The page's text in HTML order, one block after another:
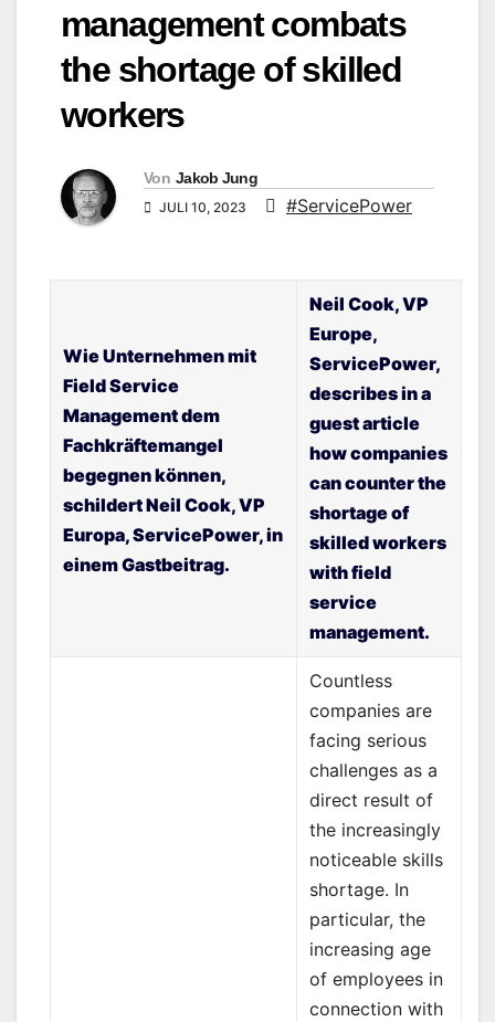
management combats
the shortage of skilled
workers
Von Jakob Jung
JULI 10, 2023 #ServicePower
Wie Unternehmen mit
Field Service
Management dem
Fachkräftemangel
begegnen können,
schildertNeil Cook, VP
Europa, ServicePower, in
einem Gastbeitrag.
Neil Cook, VP
Europe,
ServicePower,
describes in a
guest article
how companies
can counter the
shortage of
skilled workers
with field
service
management.
Countless
companies are
facing serious
challenges as a
direct result of
the increasingly
noticeable skills
shortage. In
particular, the
increasing age
of employees in
connection with